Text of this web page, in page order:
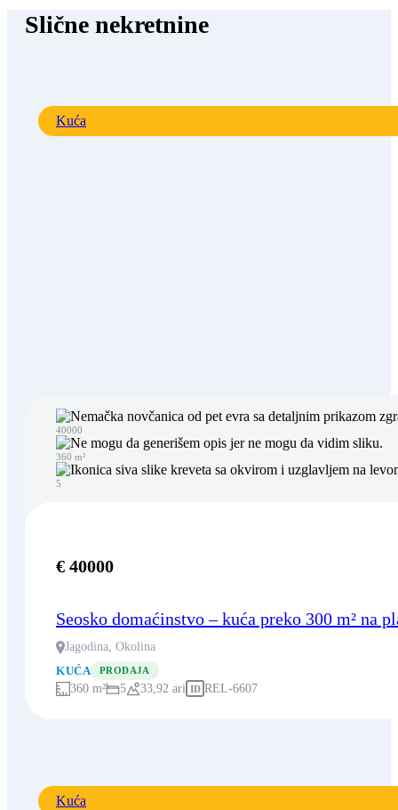
Slične nekretnine
Kuća
40000
360 m²
5
€ 40000
Seosko domaćinstvo – kuća preko 300 m² na
Jagodina, Okolina
KUĆA
PRODAJA
360 m² 5 33,92 ari ID REL-6607
Kuća